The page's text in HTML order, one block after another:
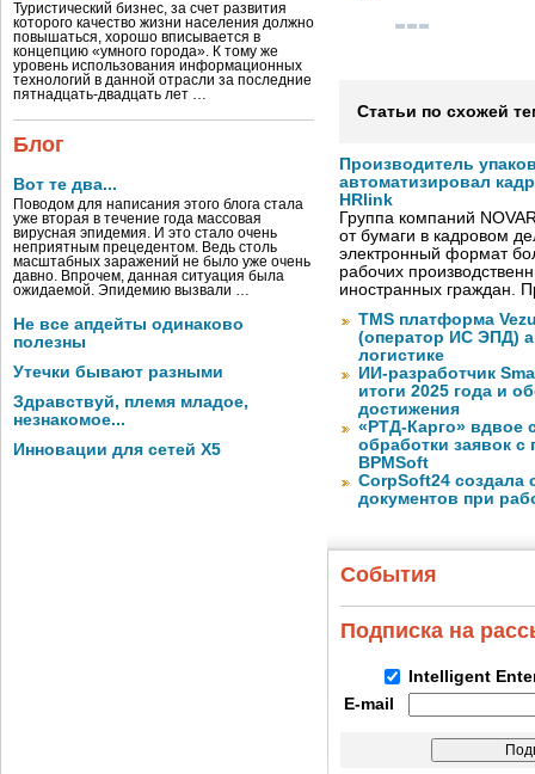
Туристический бизнес, за счет развития
которого качество жизни населения должно
повышаться, хорошо вписывается в
концепцию «умного города». К тому же
уровень использования информационных
технологий в данной отрасли за последние
пятнадцать-двадцать лет …
Блог
Вот те два...
Поводом для написания этого блога стала
уже вторая в течение года массовая
вирусная эпидемия. И это стало очень
неприятным прецедентом. Ведь столь
масштабных заражений не было уже очень
давно. Впрочем, данная ситуация была
ожидаемой. Эпидемию вызвали …
Не все апдейты одинаково
полезны
Утечки бывают разными
Здравствуй, племя младое,
незнакомое...
Инновации для сетей X5
Статьи по схожей
Производитель
автоматизировал
HRlink
Группа компаний
от бумаги в кадровом
электронный формат
рабочих
иностранных граждан.
TMS платформа
(оператор ИС ЭПД)
логистике
ИИ-разработчик
итоги 2025 года и
достижения
«РТД-Карго» вдвое
обработки заявок
BPMSoft
CorpSoft24 создала
документов при
События
Подписка на
Intelligent
E-mail